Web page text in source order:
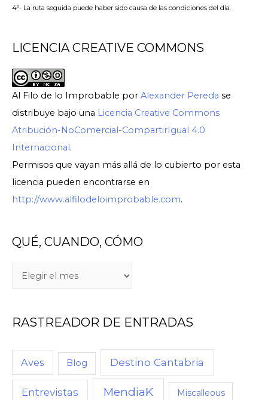
4º- La ruta seguida puede haber sido causa de las condiciones del día.
LICENCIA CREATIVE COMMONS
Al Filo de lo Improbable por Alexander Pereda se
distribuye bajo una Licencia Creative Commons
Atribución-NoComercial-CompartirIgual 4.0
Internacional.
Permisos que vayan más allá de lo cubierto por esta
licencia pueden encontrarse en
http://www.alfilodeloimprobable.com.
QUÉ, CUANDO, CÓMO
A
RASTREADOR DE ENTRADAS
Aves Blog Destino Cantabria
Entrevistas MendiaK Miscalleous